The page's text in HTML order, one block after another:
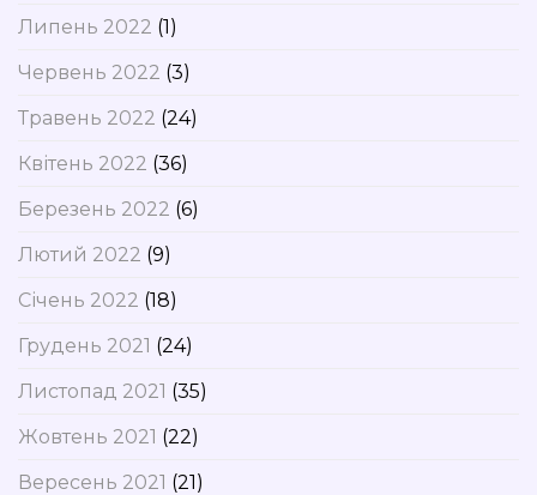
Липень 2022 (1)
Червень 2022 (3)
Травень 2022 (24)
Квітень 2022 (36)
Березень 2022 (6)
Лютий 2022 (9)
Січень 2022 (18)
Грудень 2021 (24)
Листопад 2021 (35)
Жовтень 2021 (22)
Вересень 2021 (21)